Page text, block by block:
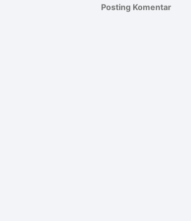
Posting Komentar